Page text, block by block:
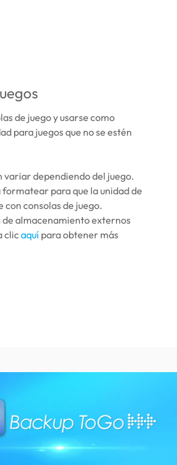
de juego y usarse como
para juegos que no se estén
variar dependiendo del juego.
formatear para que la unidad de
consolas de juego.
almacenamiento externos
clicaquípara obtener más